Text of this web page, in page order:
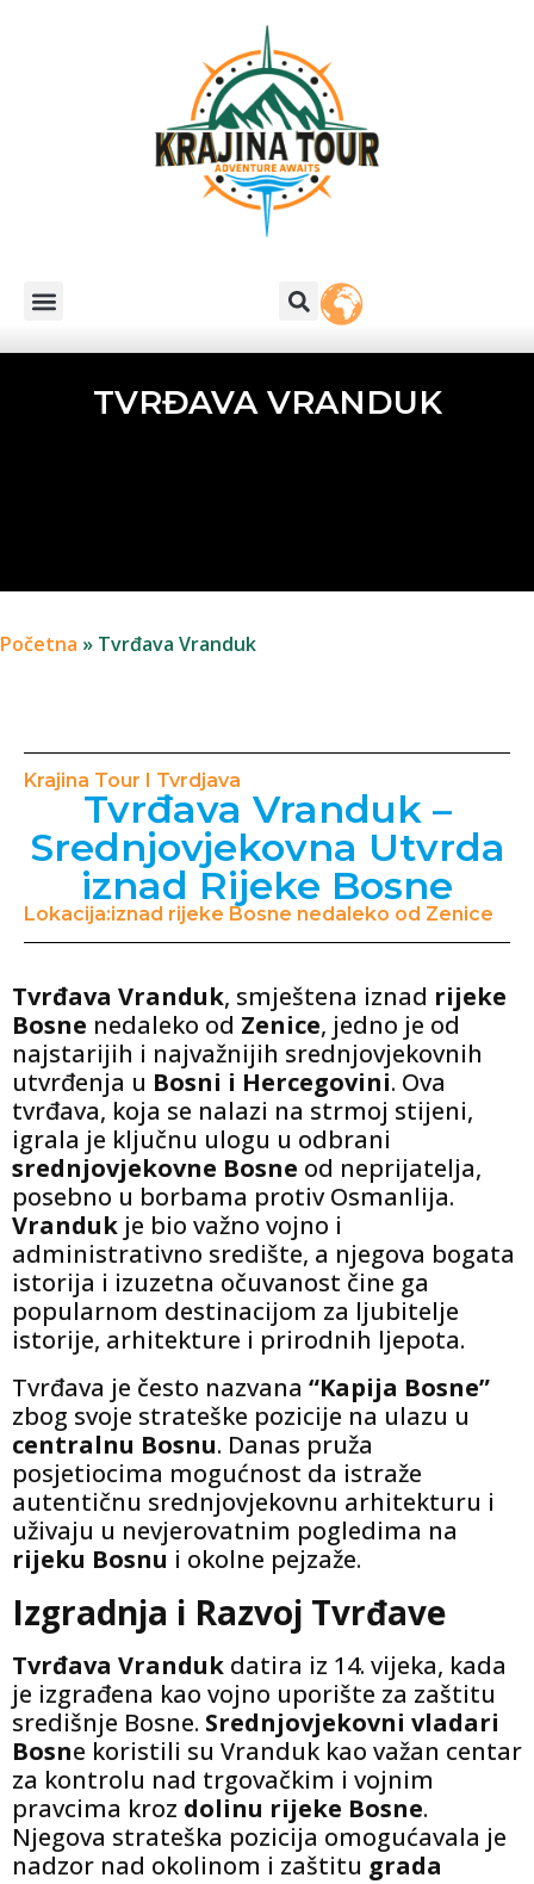
TVRĐAVA VRANDUK
Početna » Tvrđava Vranduk
Krajina Tour I Tvrdjava
Tvrđava Vranduk –
Srednjovjekovna Utvrda
iznad Rijeke Bosne
Lokacija:iznad rijeke Bosne nedaleko od Zenice
Tvrđava Vranduk, smještena iznad rijeke
Bosne nedaleko od Zenice, jedno je od
najstarijih i najvažnijih srednjovjekovnih
utvrđenja u Bosni i Hercegovini. Ova
tvrđava, koja se nalazi na strmoj stijeni,
igrala je ključnu ulogu u odbrani
srednjovjekovne Bosne od neprijatelja,
posebno u borbama protiv Osmanlija.
Vranduk je bio važno vojno i
administrativno središte, a njegova bogata
istorija i izuzetna očuvanost čine ga
popularnom destinacijom za ljubitelje
istorije, arhitekture i prirodnih ljepota.
Tvrđava je često nazvana “Kapija Bosne”
zbog svoje strateške pozicije na ulazu u
centralnu Bosnu. Danas pruža
posjetiocima mogućnost da istraže
autentičnu srednjovjekovnu arhitekturu i
uživaju u nevjerovatnim pogledima na
rijeku Bosnu i okolne pejzaže.
Izgradnja i Razvoj Tvrđave
Tvrđava Vranduk datira iz 14. vijeka, kada
je izgrađena kao vojno uporište za zaštitu
središnje Bosne. Srednjovjekovni vladari
Bosne koristili su Vranduk kao važan centar
za kontrolu nad trgovačkim i vojnim
pravcima kroz dolinu rijeke Bosne.
Njegova strateška pozicija omogućavala je
nadzor nad okolinom i zaštitu grada